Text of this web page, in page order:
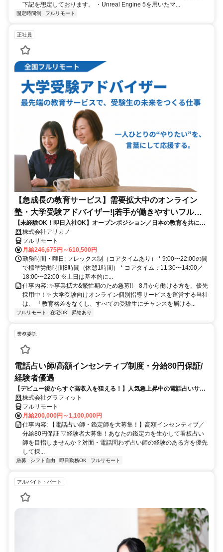
下記を想定しております。 ・Unreal Engine 5を用いたマ...
固定時間制 フルリモート
正社員
【急成長の教育サービス】需要拡大中のオンライン
塾・大学受験アドバイザー!|若手が働きやすいフルリ
モート勤務
【未経験OK！即日入社OK】オープンポジション／日本の教育を共に変
える仲間を募集します！
株式会社アリカノ
フルリモート
月給246,675円～610,500円
勤務時間・曜日: フレックス制（コアタイムあり） * 9:00〜22:00の間
で標準労働時間8時間（休憩1時間） * コアタイム：11:30〜14:00／
18:00〜22:00 ※土日は基本的に...
仕事内容: ✨️事業拡大&繁忙期のため急募!! 8月から働ける方を、優先
採用中！✨️ 大学受験向けオンライン個別指導サービスを運営する当社
は、 「教育格差をなくし、すべての受験生にチャンスを届ける...
フルリモート 在宅OK 昇給あり
業務委託
電話占い師/高額インセンティブ制度・分給80円保証/
経験者優遇
【デビュー後からすぐ高収入を狙える！】人気急上昇中の電話占いサイ
トで占いのお仕事
株式会社グラフィット
フルリモート
月給200,000円～1,100,000円
仕事内容: 【電話占い師・鑑定師を大募集！】高額インセンティブ／
分給80円保証 ▽経験者大募集！あなたの鑑定力を生かして看板占い
師を目指しませんか？対面・電話問わず占い師の経験のある方を優先
して採...
急募 シフト自由 即日勤務OK フルリモート
アルバイト・パート